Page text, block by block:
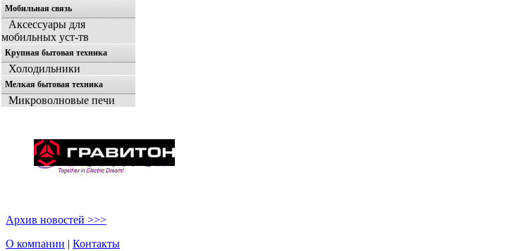
Мобильная связь
Аксессуары для
мобильных уст-тв
Крупная бытовая техника
Холодильники
Мелкая бытовая техника
Микроволновые печи
Архив новостей >>>
О компании | Контакты